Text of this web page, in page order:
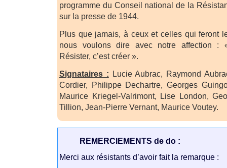
programme du Conseil national de la
sur la presse de 1944.
Plus que jamais, à ceux et celles qui feront
nous voulons dire avec notre affection :
Résister, c’est créer ».
Signataires : Lucie Aubrac, Raymond
Cordier, Philippe Dechartre, Georges
Maurice Kriegel-Valrimont, Lise London,
Tillion, Jean-Pierre Vernant, Maurice Voutey.
REMERCIEMENTS de do :
Merci aux résistants d’avoir fait la remarque :